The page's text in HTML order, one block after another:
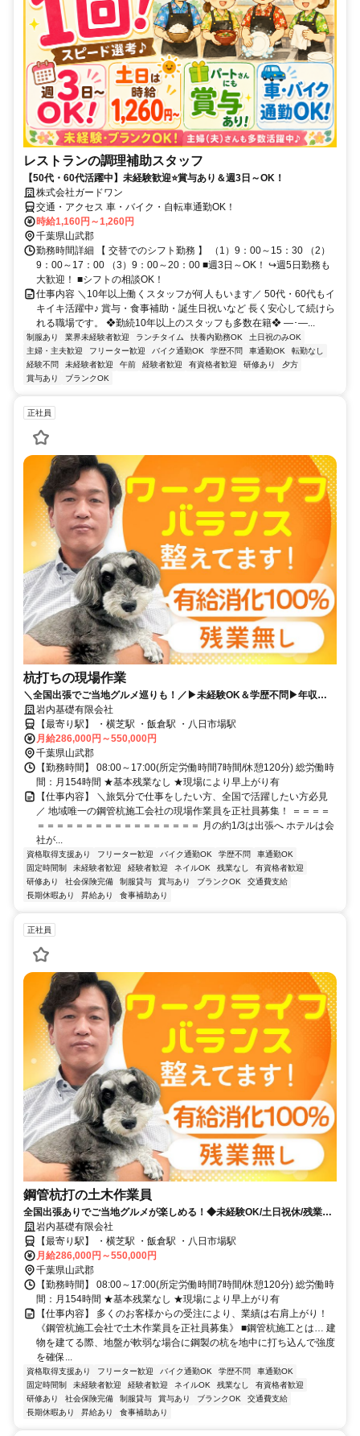
レストランの調理補助スタッフ
【50代・60代活躍中】未経験歓迎⭐賞与あり＆週3日～OK！
株式会社ガードワン
交通・アクセス 車・バイク・自転車通勤OK！
時給1,160円～1,260円
千葉県山武郡
勤務時間詳細 【 交替でのシフト勤務 】 （1）9：00～15：30 （2）
9：00～17：00 （3）9：00～20：00 ■週3日～OK！ ↪週5日勤務も
大歓迎！ ■シフトの相談OK！
仕事内容 ＼10年以上働くスタッフが何人もいます／ 50代・60代もイ
キイキ活躍中♪ 賞与・食事補助・誕生日祝いなど 長く安心して続けら
れる職場です。 ❖勤続10年以上のスタッフも多数在籍❖ ―･―...
制服あり 業界未経験者歓迎 ランチタイム 扶養内勤務OK
土日祝のみOK
主婦・主夫歓迎
フリーター歓迎 バイク通勤OK 学歴不問 車通勤OK
転勤なし
経験不問
未経験者歓迎 午前 経験者歓迎 有資格者歓迎 研修あり
夕方
賞与あり
ブランクOK
正社員
杭打ちの現場作業
＼全国出張でご当地グルメ巡りも！／▶未経験OK＆学歴不問▶年収
1,000万円可能▶隔週土日祝休み▶残業なし★有給取得率100％▶力仕事
なし
岩内基礎有限会社
【最寄り駅】 ・横芝駅 ・飯倉駅 ・八日市場駅
月給286,000円～550,000円
千葉県山武郡
【勤務時間】 08:00～17:00(所定労働時間7時間/休憩120分) 総労働時
間：月154時間 ★基本残業なし ★現場により早上がり有
【仕事内容】 ＼旅気分で仕事をしたい方、全国で活躍したい方必見
／ 地域唯一の鋼管杭施工会社の現場作業員を正社員募集！ ＝＝＝＝
＝＝＝＝＝＝＝＝＝＝＝＝＝＝＝＝＝ 月の約1/3は出張へ ホテルは会
社が...
資格取得支援あり フリーター歓迎 バイク通勤OK 学歴不問
車通勤OK
固定時間制
未経験者歓迎 経験者歓迎 ネイルOK 残業なし
有資格者歓迎
研修あり
社会保険完備 制服貸与 賞与あり ブランクOK
交通費支給
長期休暇あり
昇給あり 食事補助あり
正社員
鋼管杭打の土木作業員
全国出張ありでご当地グルメが楽しめる！◆未経験OK/土日祝休/残業無
し◆岩内基礎有限会社
【最寄り駅】 ・横芝駅 ・飯倉駅 ・八日市場駅
月給286,000円～550,000円
千葉県山武郡
【勤務時間】 08:00～17:00(所定労働時間7時間/休憩120分) 総労働時
間：月154時間 ★基本残業なし ★現場により早上がり有
【仕事内容】 多くのお客様からの受注により、業績は右肩上がり！
《鋼管杭施工会社で土木作業員を正社員募集》 ■鋼管杭施工とは… 建
物を建てる際、地盤が軟弱な場合に鋼製の杭を地中に打ち込んで強度
を確保...
資格取得支援あり フリーター歓迎 バイク通勤OK 学歴不問
車通勤OK
固定時間制
未経験者歓迎 経験者歓迎 ネイルOK 残業なし
有資格者歓迎
研修あり
社会保険完備 制服貸与 賞与あり ブランクOK
交通費支給
長期休暇あり
昇給あり 食事補助あり